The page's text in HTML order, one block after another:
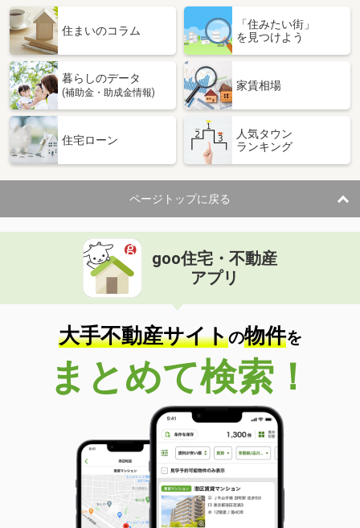
住まいのコラム
「住みたい街」
を見つけよう
暮らしのデータ
(補助金・助成金情報)
家賃相場
住宅ローン
人気タウン
ランキング
ページトップに戻る
goo住宅・不動産
アプリ
大手不動産サイトの物件を
まとめて検索！